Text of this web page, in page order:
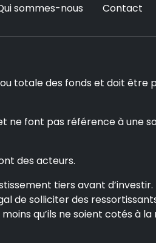
sommes-nous Contact
totale des fonds et doit être
ne font pas référence à une
des acteurs.
tiers avant d’investir.
de solliciter des
qu’ils ne soient cotés à